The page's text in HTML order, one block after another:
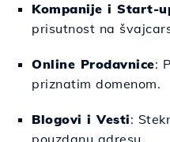
Kompanije i Start-
prisutnost na
Online Prodavnice:
priznatim domenom.
Blogovi i Vesti:
pouzdanu adresu.